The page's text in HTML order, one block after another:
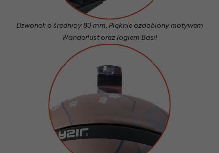
Dzwonek o średnicy 80 mm, Pięknie ozdobiony motywem
Wanderlust oraz logiem Basil